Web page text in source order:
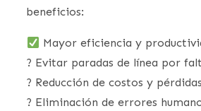
beneficios:
Mayor eficiencia y
? Evitar paradas de línea por
? Reducción de costos y pérdidas
? Eliminación de errores